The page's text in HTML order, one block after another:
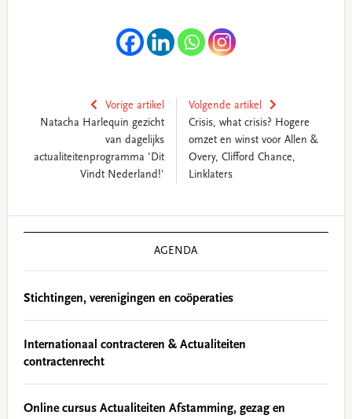
Vorige artikel
Natacha Harlequin gezicht
van dagelijks
actualiteitenprogramma 'Dit
Vindt Nederland!'
Volgende artikel
Crisis, what crisis? Hogere
omzet en winst voor Allen &
Overy, Clifford Chance,
Linklaters
AGENDA
Stichtingen, verenigingen en coöperaties
Internationaal contracteren & Actualiteiten
contractenrecht
Online cursus Actualiteiten Afstamming, gezag en